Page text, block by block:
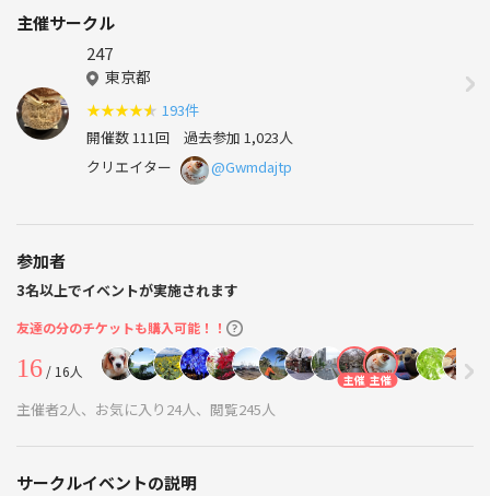
主催サークル
247
東京都
★★★★★ 193件
開催数 111回 過去参加 1,023人
クリエイター
@Gwmdajtp
参加者
3名以上でイベントが実施されます
友達の分のチケットも購入可能！！
16/ 16人 主催 主催
主催者2人、お気に入り24人、閲覧245人
サークルイベントの説明